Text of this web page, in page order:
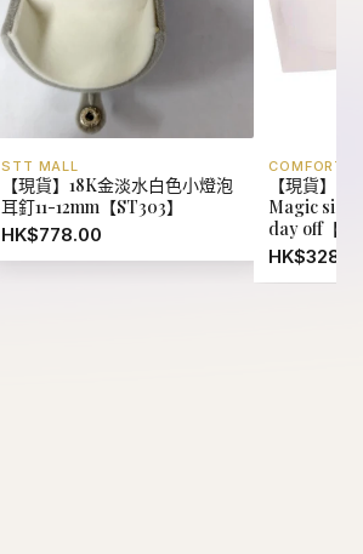
STT MALL
【現貨】18K金淡水白色小燈泡
耳釘11-12mm【ST303】
HK$778.00
COMFORT
【現貨】韓
Magic size
day off【
HK$328.00